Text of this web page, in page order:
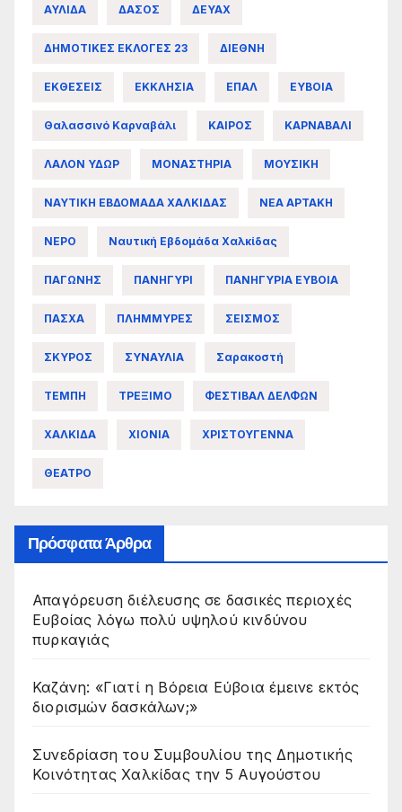
ΑΥΛΙΔΑ ΔΑΣΟΣ ΔΕΥΑΧ
ΔΗΜΟΤΙΚΕΣ ΕΚΛΟΓΕΣ 23 ΔΙΕΘΝΗ
ΕΚΘΕΣΕΙΣ ΕΚΚΛΗΣΙΑ ΕΠΑΛ ΕΥΒΟΙΑ
Θαλασσινό Καρναβάλι ΚΑΙΡΟΣ ΚΑΡΝΑΒΑΛΙ
ΛΑΛΟΝ ΥΔΩΡ ΜΟΝΑΣΤΗΡΙΑ ΜΟΥΣΙΚΗ
ΝΑΥΤΙΚΗ ΕΒΔΟΜΑΔΑ ΧΑΛΚΙΔΑΣ ΝΕΑ ΑΡΤΑΚΗ
ΝΕΡΟ Ναυτική Εβδομάδα Χαλκίδας
ΠΑΓΩΝΗΣ ΠΑΝΗΓΥΡΙ ΠΑΝΗΓΥΡΙΑ ΕΥΒΟΙΑ
ΠΑΣΧΑ ΠΛΗΜΜΥΡΕΣ ΣΕΙΣΜΟΣ
ΣΚΥΡΟΣ ΣΥΝΑΥΛΙΑ Σαρακοστή
ΤΕΜΠΗ ΤΡΕΞΙΜΟ ΦΕΣΤΙΒΑΛ ΔΕΛΦΩΝ
ΧΑΛΚΙΔΑ ΧΙΟΝΙΑ ΧΡΙΣΤΟΥΓΕΝΝΑ
ΘΕΑΤΡΟ
Πρόσφατα Άρθρα
Απαγόρευση διέλευσης σε δασικές περιοχές
Ευβοίας λόγω πολύ υψηλού κινδύνου
πυρκαγιάς
Καζάνη: «Γιατί η Βόρεια Εύβοια έμεινε εκτός
διορισμών δασκάλων;»
Συνεδρίαση του Συμβουλίου της Δημοτικής
Κοινότητας Χαλκίδας την 5 Αυγούστου